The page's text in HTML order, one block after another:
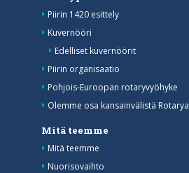
Piirin 1420 esittely
Kuvernööri
Edelliset kuvernöörit
Piirin organisaatio
Pohjois-Euroopan rotaryvyöhyke
Olemme osa kansainvälistä Rotarya
Mitä teemme
Mitä teemme
Nuorisovaihto